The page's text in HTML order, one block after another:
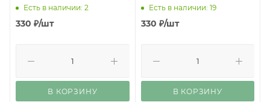
Есть в наличии: 2
330 ₽/шт
В КОРЗИНУ
Есть в наличии: 19
330 ₽/шт
В КОРЗИНУ